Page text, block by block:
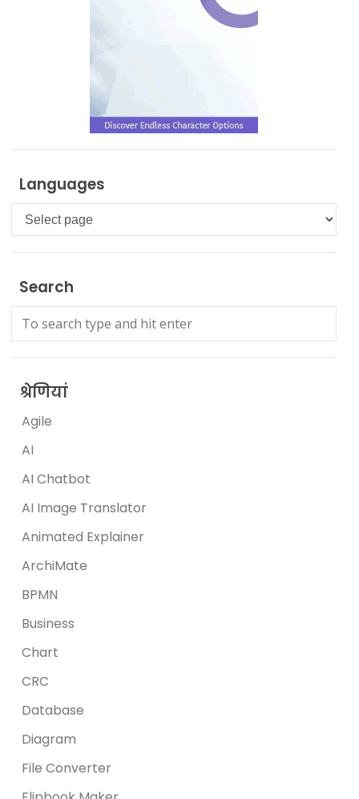
Languages
Languages
Search
श्रेणियां
Agile
AI
AI Chatbot
AI Image Translator
Animated Explainer
ArchiMate
BPMN
Business
Chart
CRC
Database
Diagram
File Converter